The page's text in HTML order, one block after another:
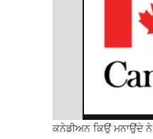
ਕਨੇਡੀਅਨ ਕਿਉਂ ਮਨਾਉਂਦੇ ਨੇ